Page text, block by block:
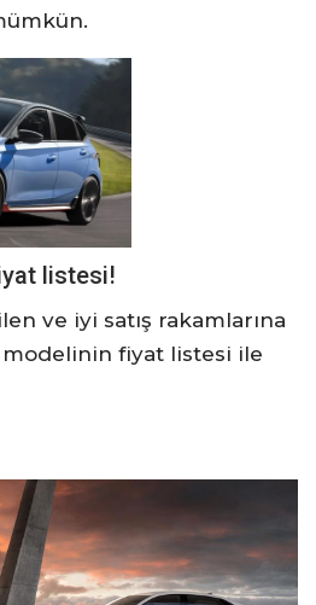
listesi!
ve iyi satış rakamlarına
fiyat listesi ile